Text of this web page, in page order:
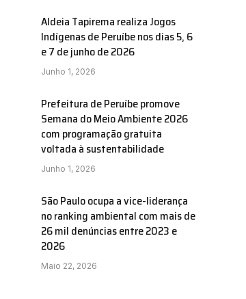
Aldeia Tapirema realiza Jogos
Indígenas de Peruíbe nos dias 5, 6
e 7 de junho de 2026
Junho 1, 2026
Prefeitura de Peruíbe promove
Semana do Meio Ambiente 2026
com programação gratuita
voltada à sustentabilidade
Junho 1, 2026
São Paulo ocupa a vice-liderança
no ranking ambiental com mais de
26 mil denúncias entre 2023 e
2026
Maio 22, 2026